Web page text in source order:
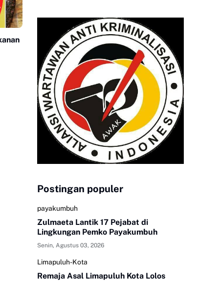
Postingan populer
payakumbuh
Zulmaeta Lantik 17 Pejabat di
Lingkungan Pemko Payakumbuh
Senin, Agustus 03, 2026
Limapuluh-Kota
Remaja Asal Limapuluh Kota Lolos